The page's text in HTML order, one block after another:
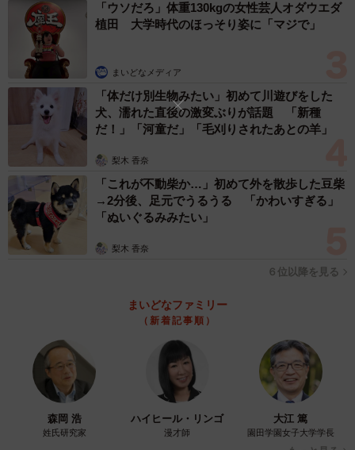
幼少期の息子さんの写真。現在とのギャップが際立つ／投稿主さん提供
「ウソだろ」体重130kgの女性芸人オダウエダ
植田 大学時代のほっそり姿に「マジで」
まいどなメディア
「体だけ別生物みたい」初めて川遊びをした
犬、濡れた直後の激変ぶりが話題 「新種
だ！」「河童だ」「毛刈りされたあとの羊」
梨木 香奈
「これが不動柴か…」初めて外を散歩した豆柴
→2分後、足元でうるうる 「かわいすぎる」
「ぬいぐるみみたい」
梨木 香奈
６位以降を見る
まいどなファミリー
（新着記事順）
森岡 浩
姓氏研究家
ハイヒール・リンゴ
漫才師
大江 篤
園田学園女子大学学長